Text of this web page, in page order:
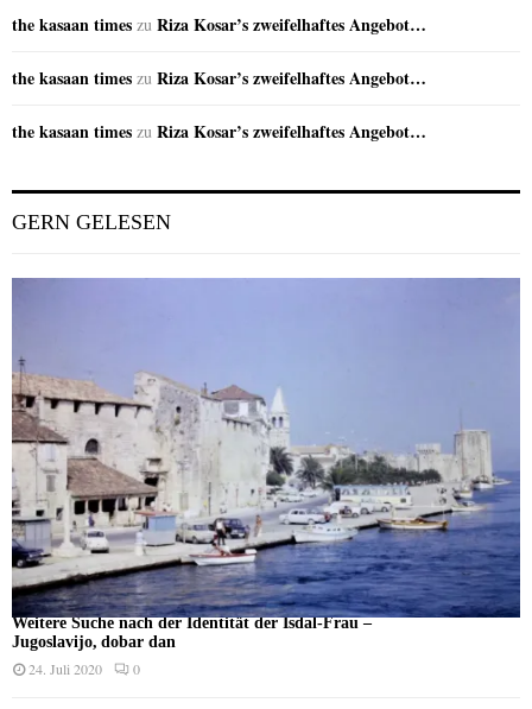
the kasaan times zu Riza Kosar’s zweifelhaftes Angebot…
the kasaan times zu Riza Kosar’s zweifelhaftes Angebot…
the kasaan times zu Riza Kosar’s zweifelhaftes Angebot…
GERN GELESEN
Weitere Suche nach der Identität der Isdal-Frau –
Jugoslavijo, dobar dan
24. Juli 2020 0